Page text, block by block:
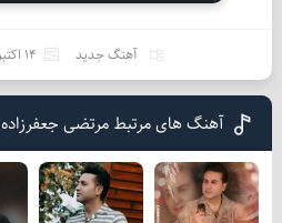
آهنگ جدید 14 اکتبر 2025
آهنگ های مرتبط مرتضی جعفرزاده